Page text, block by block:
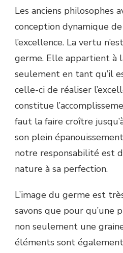
Les anciens philosophes
conception dynamique
l’excellence. La vertu
germe. Elle appartient à
seulement en tant qu’il
celle-ci de réaliser
constitue
faut la faire croître
son plein
notre responsabilité est
nature à sa perfection.
L’image du germe est
savons que pour qu’une
non seulement une
éléments sont